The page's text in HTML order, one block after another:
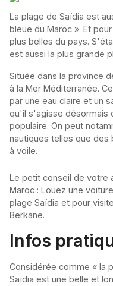
La plage de Saïdia est
bleue du Maroc ». Et
plus belles du pays.
est aussi la plus grande
Située dans la province
à la Mer Méditerranée.
par une eau claire et un
qu'il s'agisse désormais
populaire. On peut
nautiques telles que des
à voile.
Le petit conseil de votre
Maroc : Louez une
plage Saïdia et pour
Berkane.
Infos
Considérée comme « la
Saïdia est une belle et